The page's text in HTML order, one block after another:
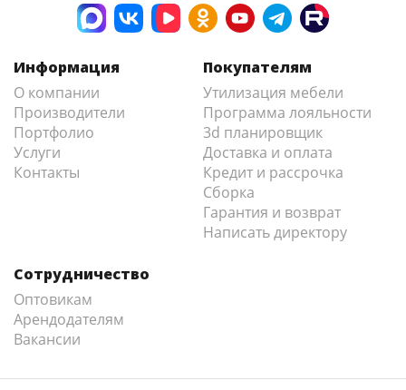
Информация
О компании
Производители
Портфолио
Услуги
Контакты
Покупателям
Утилизация мебели
Программа лояльности
3d планировщик
Доставка и оплата
Кредит и рассрочка
Сборка
Гарантия и возврат
Написать директору
Сотрудничество
Оптовикам
Арендодателям
Вакансии